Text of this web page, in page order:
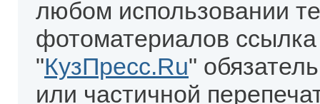
любом использовании
фотоматериалов
"КузПресс.Ru"
или частичной